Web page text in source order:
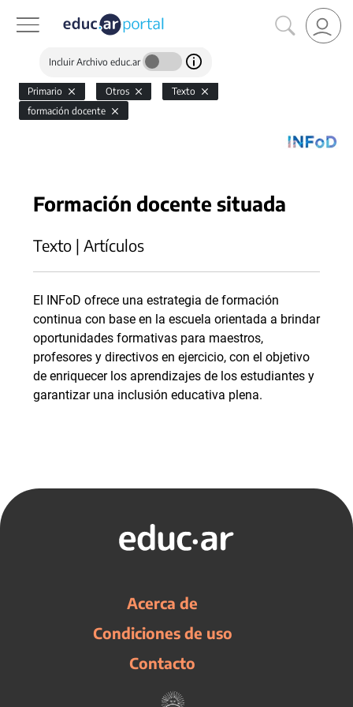
Incluir Archivo educ.ar
Primario Otros
Texto
formación docente
Formación docente situada
Texto | Artículos
El INFoD ofrece una estrategia de formación
continua con base en la escuela orientada a brindar
oportunidades formativas para maestros,
profesores y directivos en ejercicio, con el objetivo
de enriquecer los aprendizajes de los estudiantes y
garantizar una inclusión educativa plena.
Acerca de
Condiciones de uso
Contacto